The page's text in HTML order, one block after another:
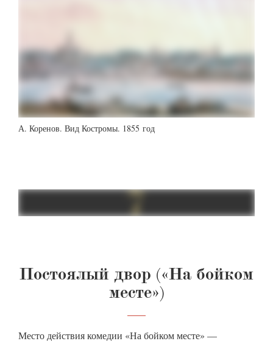
А. Коренов. Вид Костромы. 1855 год
Постоялый двор («На бойком
месте»)
Место действия комедии «На бойком месте» —